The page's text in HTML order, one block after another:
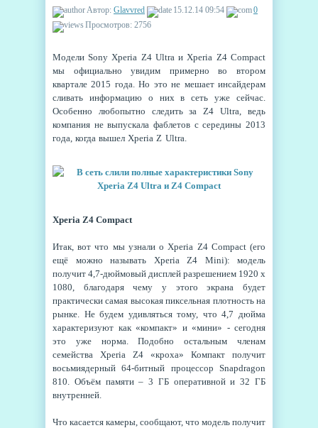
Автор: Glavvred 15.12.14 09:54
0
Просмотров: 2756
Модели Sony Xperia Z4 Ultra и Xperia Z4 Compact
мы официально увидим примерно во втором
квартале 2015 года. Но это не мешает инсайдерам
сливать информацию о них в сеть уже сейчас.
Особенно любопытно следить за Z4 Ultra, ведь
компания не выпускала фаблетов с середины 2013
года, когда вышел Xperia Z Ultra.
Xperia Z4 Compact
Итак, вот что мы узнали о Xperia Z4 Compact (его
ещё можно называть Xperia Z4 Mini): модель
получит 4,7-дюймовый дисплей разрешением 1920 x
1080, благодаря чему у этого экрана будет
практически самая высокая пиксельная плотность на
рынке. Не будем удивляться тому, что 4,7 дюйма
характеризуют как «компакт» и «мини» - сегодня
это уже норма. Подобно остальным членам
семейства Xperia Z4 «кроха» Компакт получит
восьмиядерный 64-битный процессор Snapdragon
810. Объём памяти – 3 ГБ оперативной и 32 ГБ
внутренней.
Что касается камеры, сообщают, что модель получит